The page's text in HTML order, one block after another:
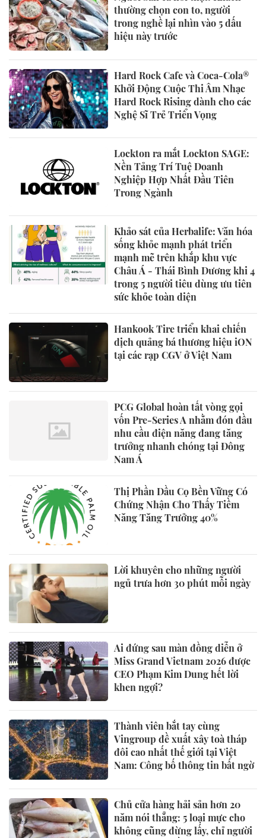
thường chọn con to, người
trong nghề lại nhìn vào 5 dấu
hiệu này trước
Hard Rock Cafe và Coca-Cola®
Khởi Động Cuộc Thi Âm Nhạc
Hard Rock Rising dành cho các
Nghệ Sĩ Trẻ Triển Vọng
Lockton ra mắt Lockton SAGE:
Nền Tảng Trí Tuệ Doanh
Nghiệp Hợp Nhất Đầu Tiên
Trong Ngành
Khảo sát của Herbalife: Văn hóa
sống khỏe mạnh phát triển
mạnh mẽ trên khắp khu vực
Châu Á - Thái Bình Dương khi 4
trong 5 người tiêu dùng ưu tiên
sức khỏe toàn diện
Hankook Tire triển khai chiến
dịch quảng bá thương hiệu iON
tại các rạp CGV ở Việt Nam
PCG Global hoàn tất vòng gọi
vốn Pre-Series A nhằm đón đầu
nhu cầu điện năng đang tăng
trưởng nhanh chóng tại Đông
Nam Á
Thị Phần Dầu Cọ Bền Vững Có
Chứng Nhận Cho Thấy Tiềm
Năng Tăng Trưởng 40%
Lời khuyên cho những người
ngủ trưa hơn 30 phút mỗi ngày
Ai đứng sau màn đồng diễn ở
Miss Grand Vietnam 2026 được
CEO Phạm Kim Dung hết lời
khen ngợi?
Thành viên bắt tay cùng
Vingroup đề xuất xây toà tháp
đôi cao nhất thế giới tại Việt
Nam: Công bố thông tin bất ngờ
Chủ cửa hàng hải sản hơn 20
năm nói thẳng: 5 loại mực cho
không cũng đừng lấy, chỉ người